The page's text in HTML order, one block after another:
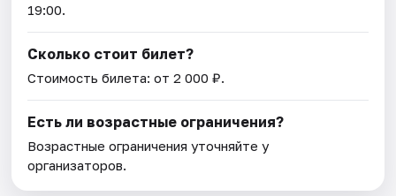
19:00.
Сколько стоит билет?
Стоимость билета: от 2 000 ₽.
Есть ли возрастные ограничения?
Возрастные ограничения уточняйте у
организаторов.